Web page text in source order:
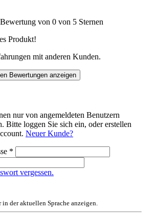
von 0 von 5 Sternen
Produkt!
mit anderen Kunden.
Bewertungen anzeigen
nur von angemeldeten Benutzern
Bitte loggen Sie sich ein, oder erstellen
Neuer Kunde?
*
vergessen.
in der aktuellen Sprache anzeigen.